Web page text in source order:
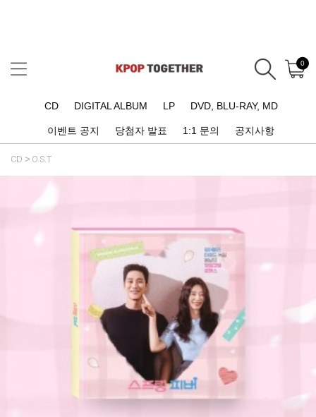
0
CD DIGITAL ALBUM LP DVD, BLU-RAY, MD
이벤트 공지 당첨자 발표 1:1 문의 공지사항
CD O.S.T